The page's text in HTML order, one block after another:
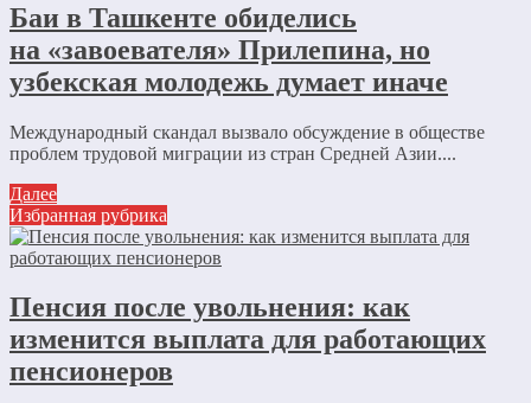
Баи в Ташкенте обиделись
на «завоевателя» Прилепина, но
узбекская молодежь думает иначе
Международный скандал вызвало обсуждение в обществе
проблем трудовой миграции из стран Средней Азии....
Далее
Избранная рубрика
Пенсия после увольнения: как
изменится выплата для работающих
пенсионеров